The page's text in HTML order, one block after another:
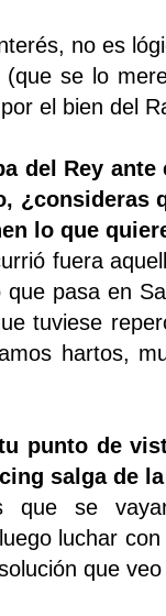
no es
(que se lo
el bien del
del Rey
¿consideras
lo que
fuera
que pasa en
tuviese
hartos,
punto de
salga de
que se
luchar
que